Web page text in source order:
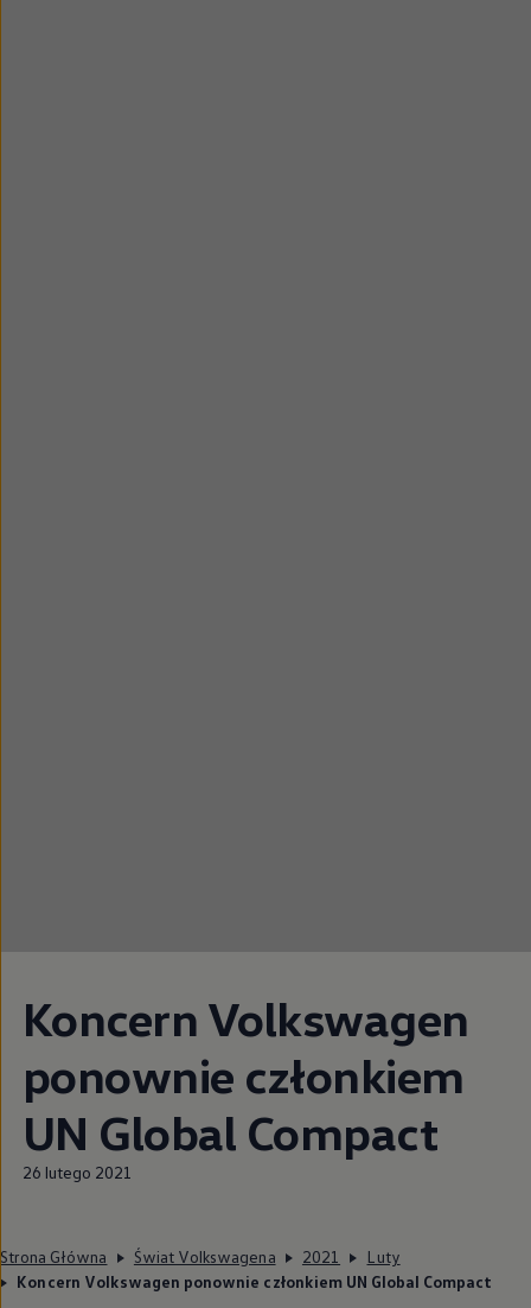
Koncern Volkswagen
ponownie członkiem
UN Global Compact
26 lutego 2021
Strona Główna Świat Volkswagena 2021
Luty
Koncern Volkswagen ponownie członkiem UN Global Compact